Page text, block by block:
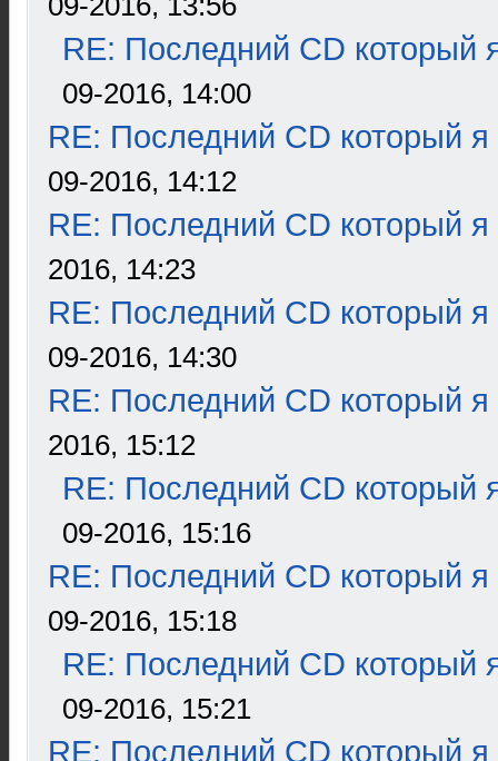
RE: Последний CD который
09-2016, 14:00
RE: Последний CD который я
09-2016, 14:12
RE: Последний CD который я
2016, 14:23
RE: Последний CD который я
09-2016, 14:30
RE: Последний CD который я
2016, 15:12
RE: Последний CD который
09-2016, 15:16
RE: Последний CD который я
09-2016, 15:18
RE: Последний CD который
09-2016, 15:21
RE: Последний CD который я